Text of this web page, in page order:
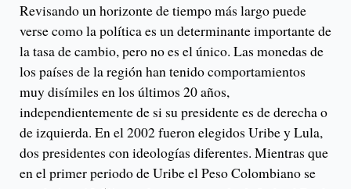
Revisando un horizonte de tiempo más largo puede
verse como la política es un determinante importante de
la tasa de cambio, pero no es el único. Las monedas de
los países de la región han tenido comportamientos
muy disímiles en los últimos 20 años,
independientemente de si su presidente es de derecha o
de izquierda. En el 2002 fueron elegidos Uribe y Lula,
dos presidentes con ideologías diferentes. Mientras que
en el primer periodo de Uribe el Peso Colombiano se